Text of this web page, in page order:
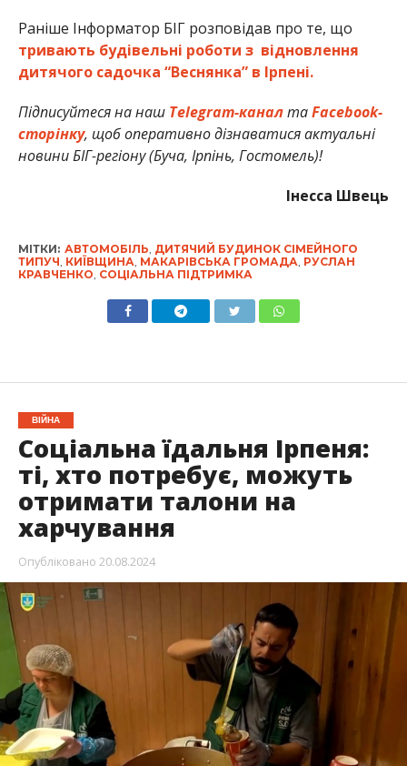
Раніше Інформатор БІГ розповідав про те, що
тривають будівельні роботи з відновлення
дитячого садочка “Веснянка” в Ірпені.
Підписуйтеся на наш Telegram-канал таFacebook-
сторінку, щоб оперативно дізнаватися актуальні
новини БІГ-регіону (Буча, Ірпінь, Гостомель)!
Інесса Швець
МІТКИ: АВТОМОБІЛЬ, ДИТЯЧИЙ БУДИНОК СІМЕЙНОГО
ТИПУЧ, КИЇВЩИНА, МАКАРІВСЬКА ГРОМАДА, РУСЛАН
КРАВЧЕНКО, СОЦІАЛЬНА ПІДТРИМКА
ВІЙНА
Соціальна їдальня Ірпеня:
ті, хто потребує, можуть
отримати талони на
харчування
Опубліковано 20.08.2024